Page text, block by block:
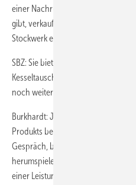
einer Nachrüstung für Nebenräume.
gibt, verkaufen wir gerne ein
Stockwerk eines.
SBZ: Sie bieten die
Kesseltausch an und sind damit
noch weitere Vermarktungswege?
Burkhardt: Ja, wir legen unserem
Produkts bei, aber erfolgreicher ist
Gespräch, bei dem der Kunde das
herumspielen kann. Deswegen
einer Leistungsschau in Leinfelden-